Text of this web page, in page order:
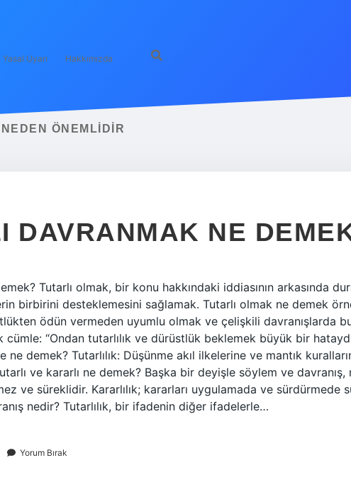
Yasal Uyarı Hakkımızda
ÖNEMLIDIR
DAVRANMAK NE
Tutarlı olmak, bir konu hakkındaki iddiasının arkasında
birbirini desteklemesini sağlamak. Tutarlı olmak ne demek
ödün vermeden uyumlu olmak ve çelişkili davranışlarda
cümle: “Ondan tutarlılık ve dürüstlük beklemek büyük bir
ne demek? Tutarlılık: Düşünme akıl ilkelerine ve mantık
ve kararlı ne demek? Başka bir deyişle söylem ve davranış,
ve süreklidir. Kararlılık; kararları uygulamada ve sürdürmede
nedir? Tutarlılık, bir ifadenin diğer ifadelerle…
Yorum Bırak